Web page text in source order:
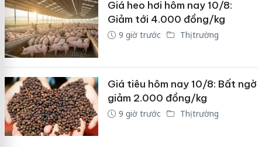
Giá heo hơi hôm nay 10/8:
Giảm tới 4.000 đồng/kg
9 giờ trước Thị trường
Giá tiêu hôm nay 10/8: Bất ngờ
giảm 2.000 đồng/kg
9 giờ trước Thị trường